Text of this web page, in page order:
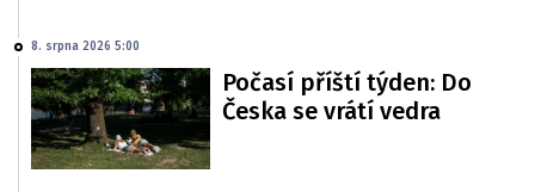
8. srpna 2026 5:00
Počasí příští týden: Do
Česka se vrátí vedra